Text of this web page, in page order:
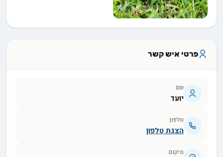
פרטי איש קשר
שם
יועד
טלפון
הצגת טלפון
מיקום